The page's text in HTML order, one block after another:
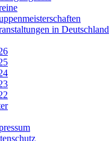
in Deutschland